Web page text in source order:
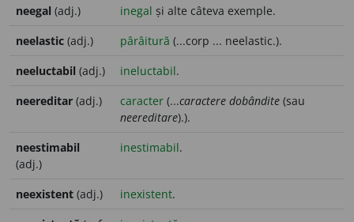
neegal (adj.) inegal și alte câteva exemple.
neelastic (adj.) pârâitură (...corp ... neelastic.).
neeluctabil (adj.) ineluctabil.
neereditar (adj.) caracter (...caractere dobândite (sau
neereditare).).
neestimabil
(adj.)
inestimabil.
neexistent (adj.) inexistent.